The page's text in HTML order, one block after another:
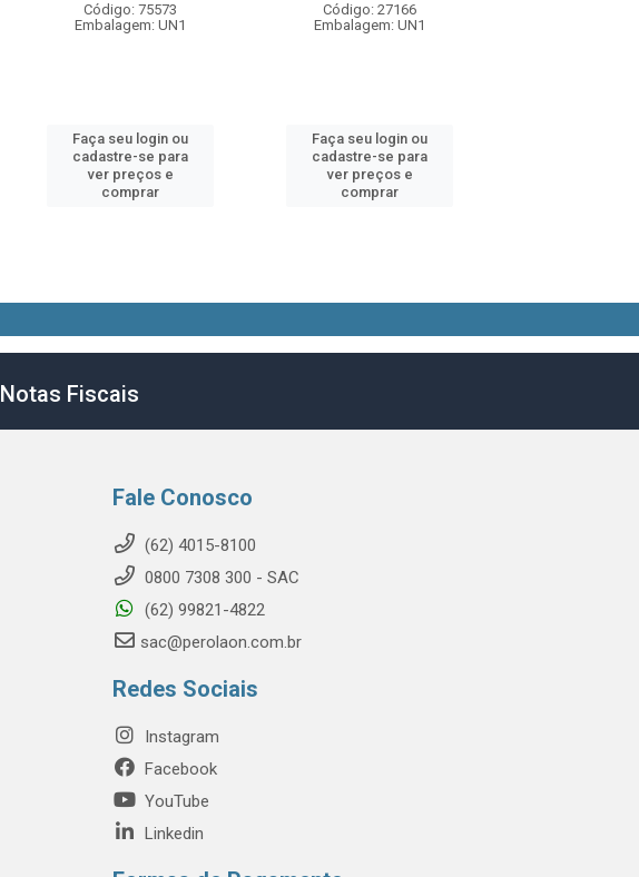
Código: 75573
Embalagem: UN1
Faça seu login ou
cadastre-se para
ver preços e
comprar
Código: 27166
Embalagem: UN1
Faça seu login ou
cadastre-se para
ver preços e
comprar
Notas Fiscais
Fale Conosco
(62) 4015-8100
0800 7308 300 - SAC
(62) 99821-4822
sac@perolaon.com.br
Redes Sociais
Instagram
Facebook
YouTube
Linkedin